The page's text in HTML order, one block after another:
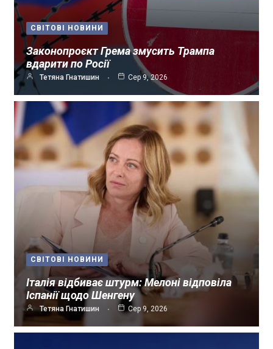
СВІТОВІ НОВИНИ
Законопроєкт Грема змусить Трампа
вдарити по Росії
Тетяна Гнатишин Сер 9, 2026
СВІТОВІ НОВИНИ
Італія відбиває штурм: Мелоні відповіла
Іспанії щодо Шенгену
Тетяна Гнатишин Сер 9, 2026